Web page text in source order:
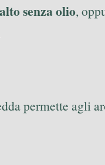
senza olio,
permette agli